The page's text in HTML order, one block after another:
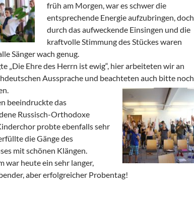
früh am Morgen, war es schwer die
entsprechende Energie aufzubringen, doch
durch das aufweckende Einsingen und die
kraftvolle Stimmung des Stückes waren
Sänger wach genug.
„Die Ehre des Herrn ist ewig“, hier arbeiteten wir an
Aussprache und beachteten auch bitte noch
beeindruckte das
Russisch-Orthodoxe
probte ebenfalls sehr
die Gänge des
mit schönen Klängen.
war heute ein sehr langer,
aber erfolgreicher Probentag!